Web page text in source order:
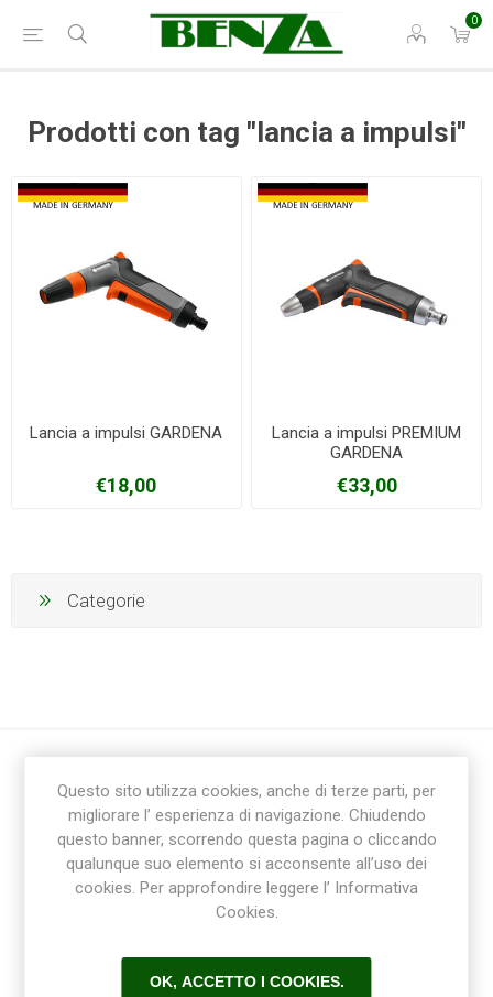
0
Prodotti con tag "lancia a impulsi"
Lancia a impulsi GARDENA
€18,00
Lancia a impulsi PREMIUM
GARDENA
€33,00
Categorie
Ricevi la newsletter
Questo sito utilizza cookies, anche di terze parti, per
migliorare l’ esperienza di navigazione. Chiudendo
questo banner, scorrendo questa pagina o cliccando
qualunque suo elemento si acconsente all’uso dei
cookies. Per approfondire leggere l’ Informativa
Cookies.
OK, ACCETTO I COOKIES.